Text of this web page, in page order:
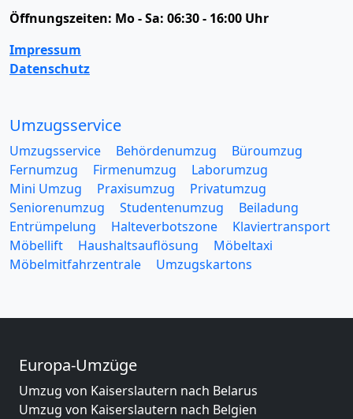
Öffnungszeiten: Mo - Sa: 06:30 - 16:00 Uhr
Impressum
Datenschutz
Umzugsservice
Umzugsservice Behördenumzug
Büroumzug
Fernumzug
Firmenumzug
Laborumzug
Mini Umzug
Praxisumzug
Privatumzug
Seniorenumzug
Studentenumzug
Beiladung
Entrümpelung
Halteverbotszone
Klaviertransport
Möbellift
Haushaltsauflösung
Möbeltaxi
Möbelmitfahrzentrale
Umzugskartons
Europa-Umzüge
Umzug von Kaiserslautern nach Belarus
Umzug von Kaiserslautern nach Belgien